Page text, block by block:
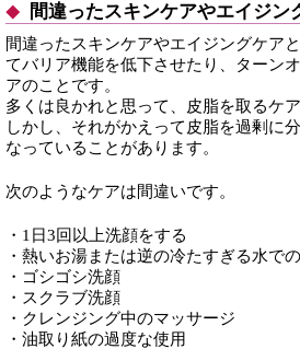
間違ったスキンケアやエイジン
間違ったスキンケアやエイジングケア
てバリア機能を低下させたり、ターン
アのことです。
多くは良かれと思って、皮脂を取るケ
しかし、それがかえって皮脂を過剰に
なっていることがあります。
次のようなケアは間違いです。
・1日3回以上洗顔をする
・熱いお湯または逆の冷たすぎる水で
・ゴシゴシ洗顔
・スクラブ洗顔
・クレンジング中のマッサージ
・油取り紙の過度な使用